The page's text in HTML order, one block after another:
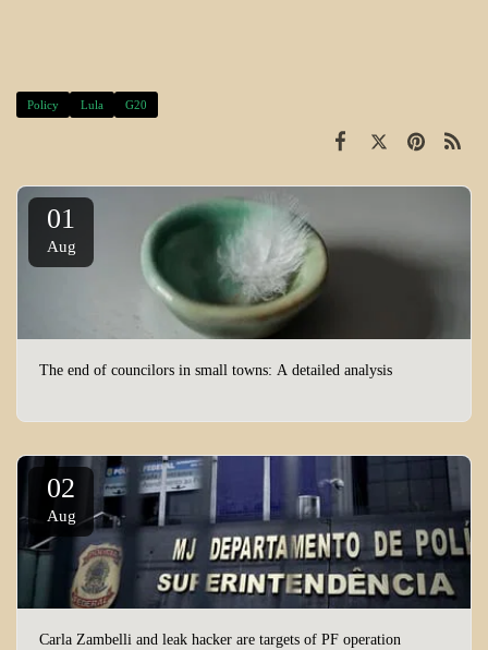
Policy Lula G20
01
Aug
The end of councilors in small towns: A detailed analysis
02
Aug
Carla Zambelli and leak hacker are targets of PF operation